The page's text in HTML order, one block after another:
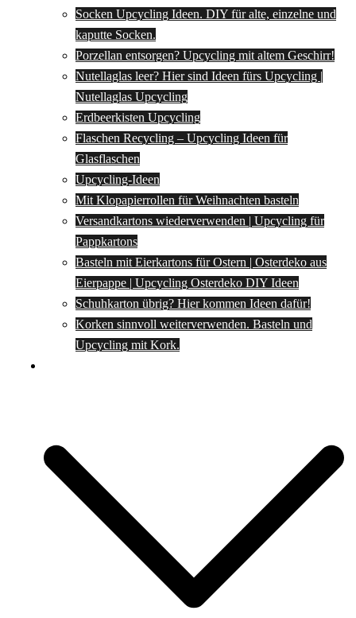
Socken Upcycling Ideen. DIY für alte, einzelne und
kaputte Socken.
Porzellan entsorgen? Upcycling mit altem Geschirr!
Nutellaglas leer? Hier sind Ideen fürs Upcycling |
Nutellaglas Upcycling
Erdbeerkisten Upcycling
Flaschen Recycling – Upcycling Ideen für
Glasflaschen
Upcycling-Ideen
Mit Klopapierrollen für Weihnachten basteln
Versandkartons wiederverwenden | Upcycling für
Pappkartons
Basteln mit Eierkartons für Ostern | Osterdeko aus
Eierpappe | Upcycling Osterdeko DIY Ideen
Schuhkarton übrig? Hier kommen Ideen dafür!
Korken sinnvoll weiterverwenden. Basteln und
Upcycling mit Kork.